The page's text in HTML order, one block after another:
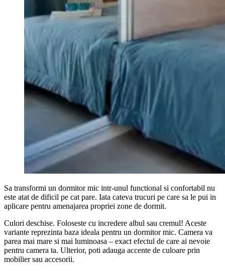
Sa transformi un dormitor mic intr-unul functional si confortabil nu
este atat de dificil pe cat pare. Iata cateva trucuri pe care sa le pui in
aplicare pentru amenajarea propriei zone de dormit.
Culori deschise. Foloseste cu incredere albul sau cremul! Aceste
variante reprezinta baza ideala pentru un dormitor mic. Camera va
parea mai mare si mai luminoasa – exact efectul de care ai nevoie
pentru camera ta. Ulterior, poti adauga accente de culoare prin
mobilier sau accesorii.